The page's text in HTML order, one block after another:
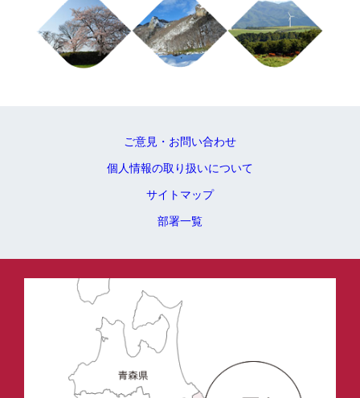
ご意見・お問い合わせ
個人情報の取り扱いについて
サイトマップ
部署一覧